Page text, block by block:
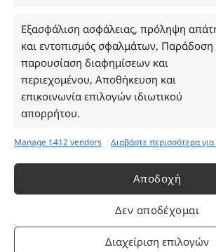
Εξασφάλιση ασφάλειας, πρόληψη
και εντοπισμός σφαλμάτων, Παράδοση
παρουσίαση διαφημίσεων και
περιεχομένου, Αποθήκευση και
επικοινωνία επιλογών ιδιωτικού
απορρήτου.
Manage 1412 vendors Διαβάστε περισσότερα
Αποδοχή
Δεν αποδέχομαι
Διαχείριση επιλογών
Τρίτη: 08:30–16:30
Τετάρτη: 08:30–16:30
Πέμπτη: 08:30–16:30
Παρασκευή: 08:30–16:30
Σάββατο - Κυριακή: Κλειστά
Πληροφορίες
Πρόγραμμα Ανταμοιβής